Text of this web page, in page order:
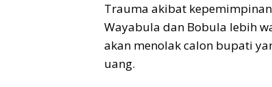
Trauma akibat
Wayabula dan Bobula lebih
akan menolak calon bupati
uang.